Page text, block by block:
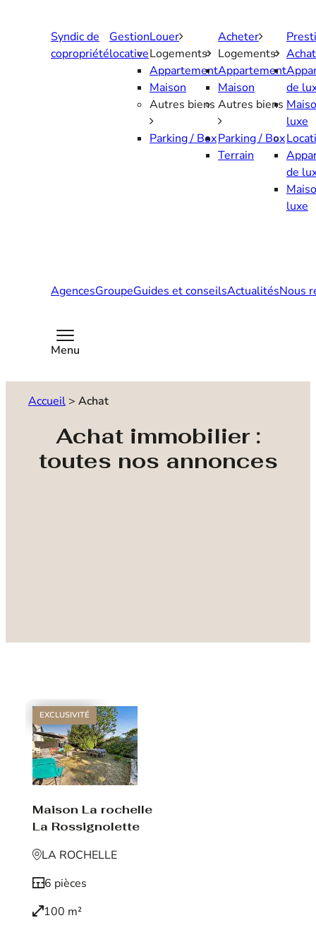
Syndic de
copropriété
Gestion
locative
Louer
Logements
Appartement
Maison
Autres biens
Parking / Box
Acheter
Logements
Appartement
Maison
Autres biens
Parking / Box
Terrain
Achat
de
luxe
de
luxe
AgencesGroupeGuides et conseilsActualitésNous
Menu
Accueil > Achat
Achat immobilier :
toutes nos annonces
EXCLUSIVITÉ
Maison La rochelle
La Rossignolette
LA ROCHELLE
6 pièces
100 m²